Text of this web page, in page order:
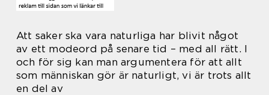
Att saker ska vara naturliga har blivit något
av ett modeord på senare tid – med all rätt. I
och för sig kan man argumentera för att allt
som människan gör är naturligt, vi är trots allt
en del av